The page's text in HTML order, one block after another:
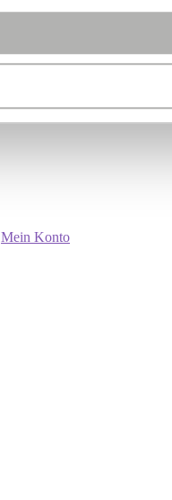
Mein Konto